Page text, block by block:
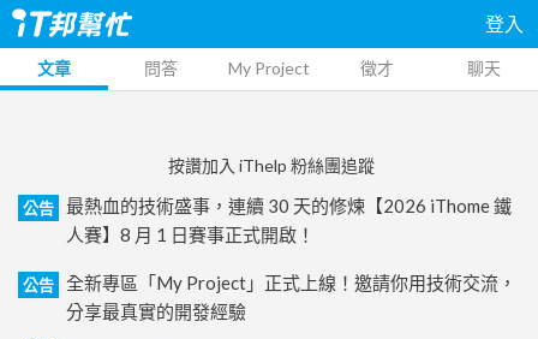
登入
文章 問答 My Project 徵才 聊天
按讚加入 iThelp 粉絲團追蹤
公告
最熱血的技術盛事，連續 30 天的修煉【2026 iThome 鐵
人賽】8 月 1 日賽事正式開啟！
公告
全新專區「My Project」正式上線！邀請你用技術交流，
分享最真實的開發經驗